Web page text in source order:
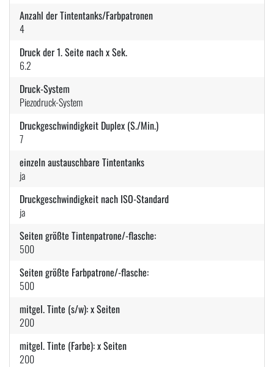
Anzahl der Tintentanks/Farbpatronen
4
Druck der 1. Seite nach x Sek.
6.2
Druck-System
Piezodruck-System
Druckgeschwindigkeit Duplex (S./Min.)
7
einzeln austauschbare Tintentanks
ja
Druckgeschwindigkeit nach ISO-Standard
ja
Seiten größte Tintenpatrone/-flasche:
500
Seiten größte Farbpatrone/-flasche:
500
mitgel. Tinte (s/w): x Seiten
200
mitgel. Tinte (Farbe): x Seiten
200